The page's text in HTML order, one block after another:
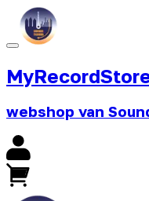
webshop van